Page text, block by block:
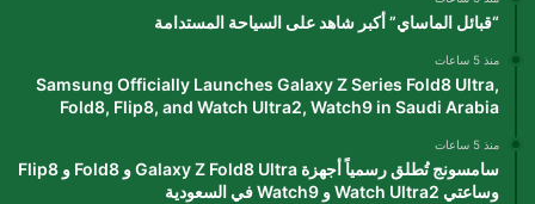
“قبائل الماساي” أكبر شاهد على السياحة المستدامة
منذ 5 ساعات
Samsung Officially Launches Galaxy Z Series Fold8 Ultra,
Fold8, Flip8, and Watch Ultra2, Watch9 in Saudi Arabia
منذ 5 ساعات
سامسونج تُطلق رسمياً أجهزة Galaxy Z Fold8 Ultra و Fold8 و Flip8
وساعتي Watch Ultra2 و Watch9 في السعودية